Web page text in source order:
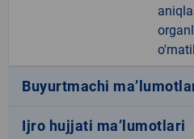
Buyurtmachi
Ijro hujjati ma’lumotlari